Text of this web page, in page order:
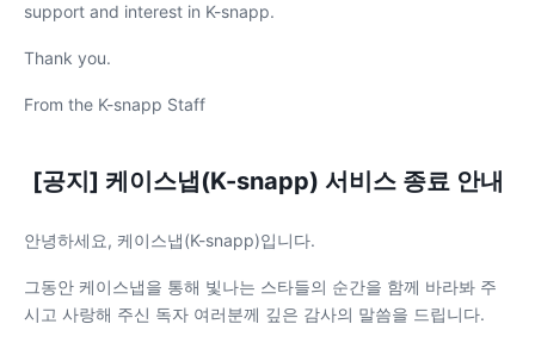
support and interest in K-snapp.
Thank you.
From the K-snapp Staff
[공지] 케이스냅(K-snapp) 서비스 종료 안내
안녕하세요, 케이스냅(K-snapp)입니다.
그동안 케이스냅을 통해 빛나는 스타들의 순간을 함께 바라봐 주
시고 사랑해 주신 독자 여러분께 깊은 감사의 말씀을 드립니다.